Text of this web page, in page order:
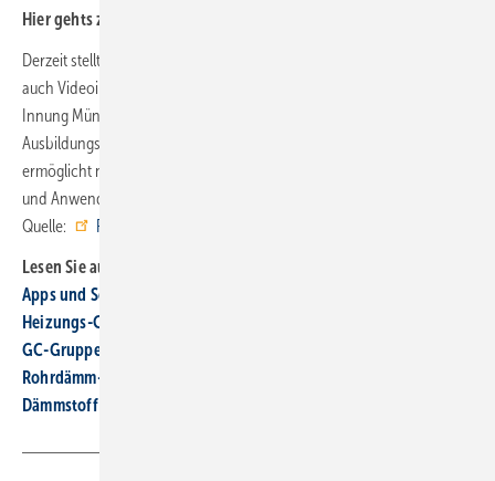
Hier gehts zu den
Derzeit stellt Pluggit 11 3D-Tutorials zur Verfügung, für die Zukunft sind
auch Videoinhalte geplant. Bei Schulungsveranstaltungen der SHK
Innung München und von SHK-Fachbetrieben wird außerdem
Ausbildungsmaterial per VR-Brille vermittelt. Die Virtuelle Realität
ermöglicht neue Dimensionen der Veranschaulichung von Produkten
und Anwendungsbeispielen. ■
Quelle:
Pluggit
Lesen Sie auch:
Apps und Software für Handwerker und Planer
Heizungs-Check: ZVSHK stellt digitale Tools zur Verfügung
GC-Gruppe: Konfigurator für Abwasserpumpen
Rohrdämm-Rechner von Rockwool: schnell zum passenden
Dämmstoff